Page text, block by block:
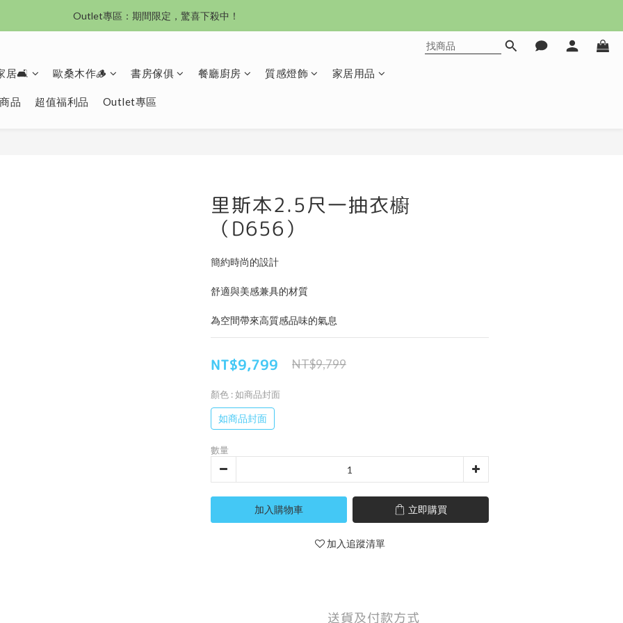
沙發新登場｜想躺就躺，頭等艙到商務艙一次擁有
Outlet專區：期間限定，驚喜下殺中！
居🛋️ 歐桑木作🪵 書房傢俱 餐廳廚房 質感燈飾 家居用品
品 超值福利品 Outlet專區
里斯本2.5尺一抽衣櫥
（D656）
簡約時尚的設計
舒適與美感兼具的材質
為空間帶來高質感品味的氣息
NT$9,799 NT$9,799
顏色 : 如商品封面
如商品封面
數量
加入購物車 立即購買
加入追蹤清單
送貨及付款方式